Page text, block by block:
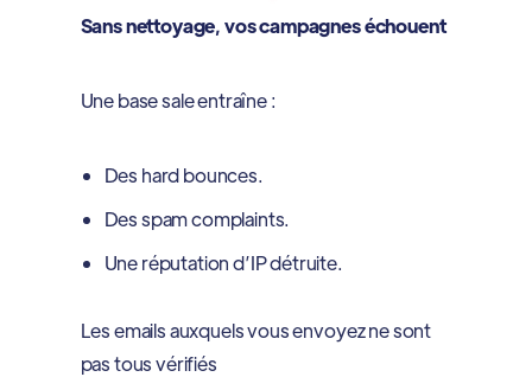
Sans nettoyage, vos campagnes échouent
Une base sale entraîne :
Des hard bounces.
Des spam complaints.
Une réputation d’IP détruite.
Les emails auxquels vous envoyez ne sont
pas tous vérifiés